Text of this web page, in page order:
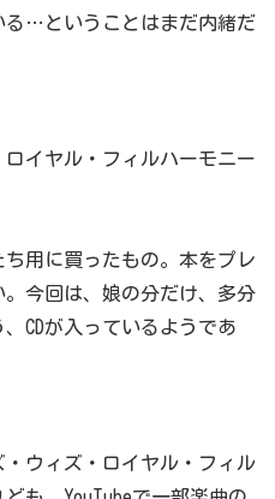
る…ということはまだ内緒だ
ロイヤル・フィルハーモニー
用に買ったもの。本をプレ
今回は、娘の分だけ、多分
CDが入っているようであ
ウィズ・ロイヤル・フィル